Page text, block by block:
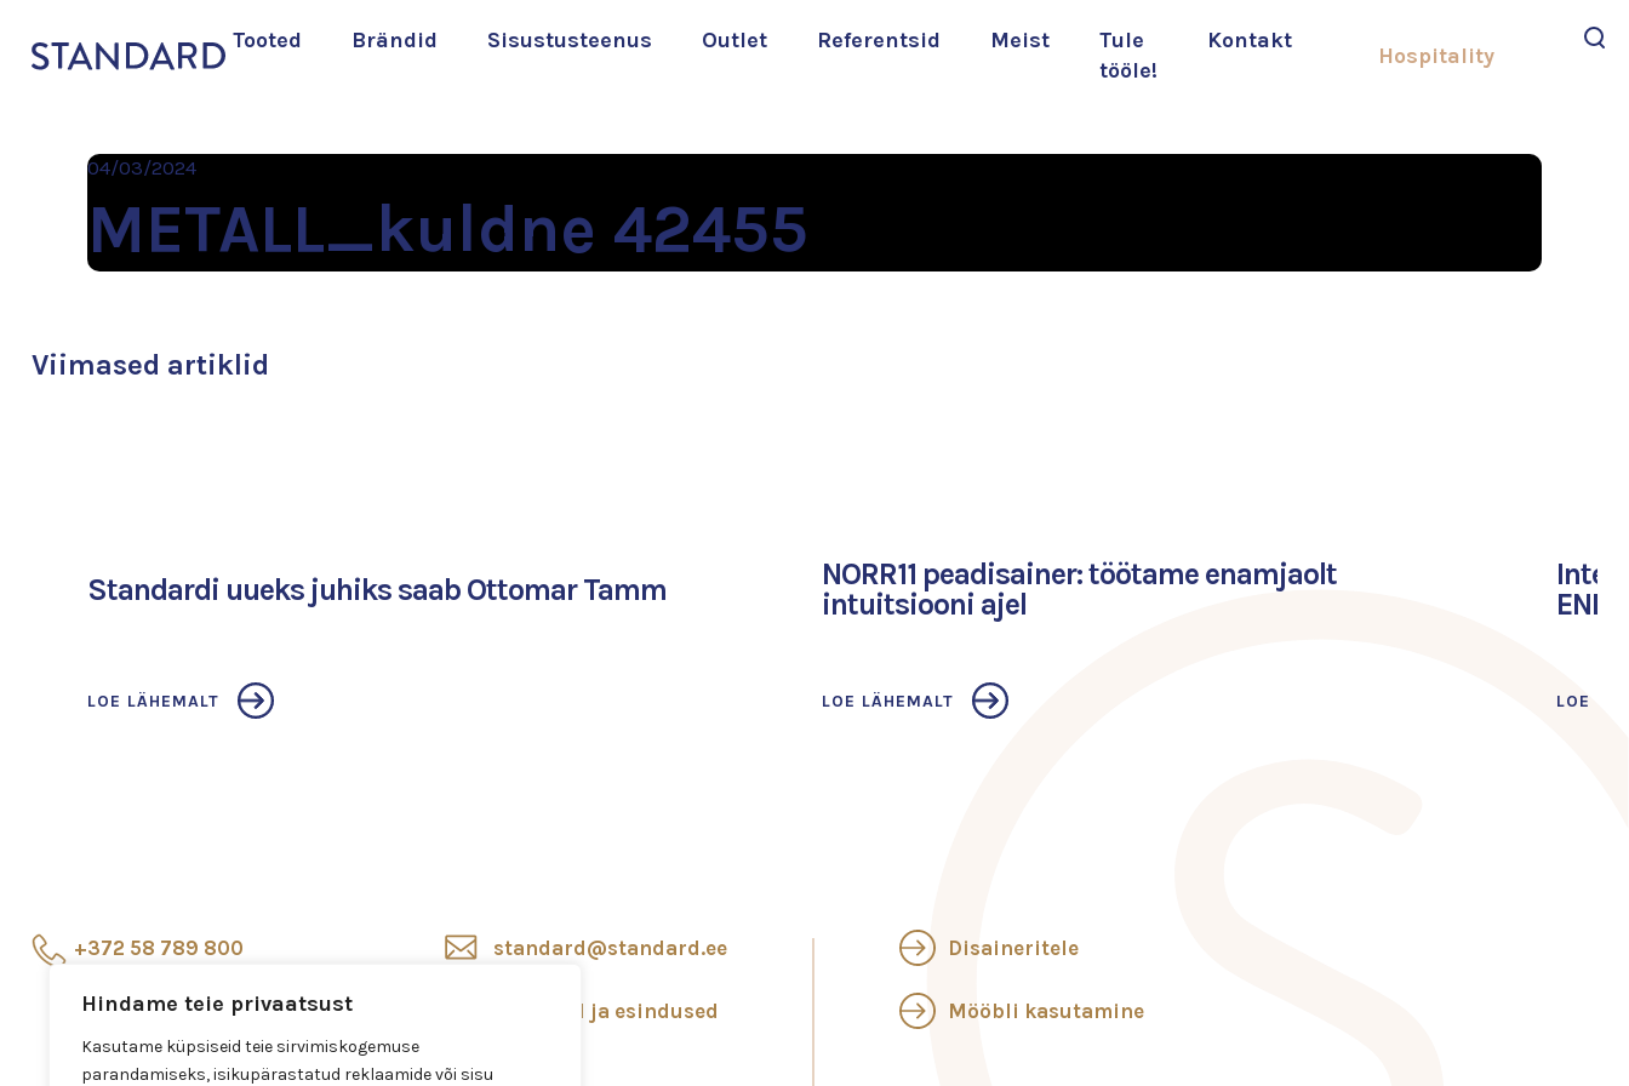
Hindame teie privaatsust
Kasutame küpsiseid teie sirvimiskogemuse
parandamiseks, isikupärastatud reklaamide või sisu
Tooted Brändid Sisustusteenus Outlet Referentsid Meist
Tule
tööle!
Kontakt
Hospitality
04/03/2024
METALL_kuldne 42455
Viimased artiklid
Standardi uueks juhiks saab Ottomar Tamm
LOE LÄHEMALT
NORR11 peadisainer: töötame enamjaolt
intuitsiooni ajel
LOE LÄHEMALT LOE
+372 58 789 800
Esindussalong
standard@standard.ee
Salongid ja esindused
Disaineritele
Mööbli kasutamine